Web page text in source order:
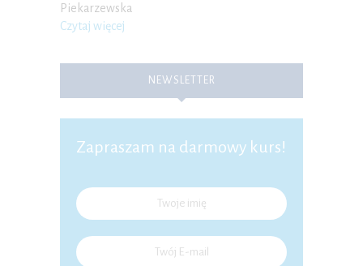
Piekarzewska
Czytaj więcej
NEWSLETTER
Zapraszam na darmowy kurs!